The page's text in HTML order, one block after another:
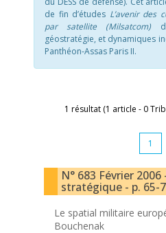
de fin d’études L’avenir des
par satellite (Milsatcom)
géostratégie, et dynamiques
Panthéon-Assas Paris II.
1 résultat (1 article - 0
1
N° 683 Février 2006
stratégique - p. 65-
Le spatial militaire
Bouchenak